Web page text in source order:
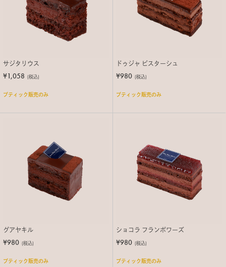
サジタリウス
¥1,058 (税込)
ブティック販売のみ
ドゥジャ ピスターシュ
¥980 (税込)
ブティック販売のみ
グアヤキル
¥980 (税込)
ブティック販売のみ
ショコラ フランボワーズ
¥980 (税込)
ブティック販売のみ